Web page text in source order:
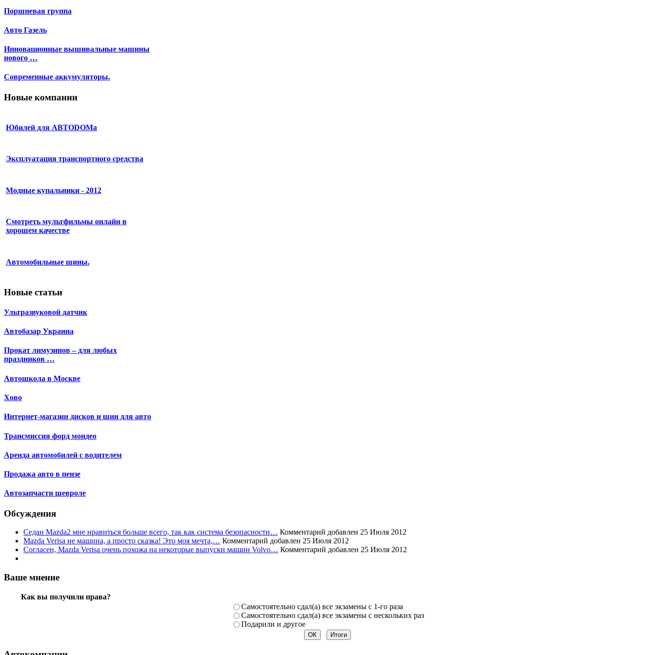
Поршневая группа
Авто Газель
Инновационные вышивальные машины
нового …
Современные аккумуляторы.
Новые компании
Юбилей для АВТОDОМа
Эксплуатация транспортного средства
Модные купальники - 2012
Смотреть мультфильмы онлайн в
хорошем качестве
Автомобильные шины.
Новые статьи
Ультразвуковой датчик
Автобазар Украина
Прокат лимузинов – для любых
праздников …
Автошкола в Москве
Хово
Интернет-магазин дисков и шин для авто
Трансмиссия форд мондео
Аренда автомобилей с водителем
Продажа авто в пензе
Автозапчасти шевроле
Обсуждения
Седан Mazda2 мне нравиться больше всего, так как система безопасности… Комментарий добавлен 25 Июля 2012
Mazda Verisa не машина, а просто сказка! Это моя мечта,… Комментарий добавлен 25 Июля 2012
Согласен, Mazda Verisa очень похожа на некоторые выпуски машин Volvo… Комментарий добавлен 25 Июля 2012
Ваше мнение
Как вы получили права?
Самостоя­тельно сдал(а) все экзамены­ с 1-го раза
Самостоя­тельно сдал(а) все экзамены­ с нескольк­их раз
Подарили­ и другое